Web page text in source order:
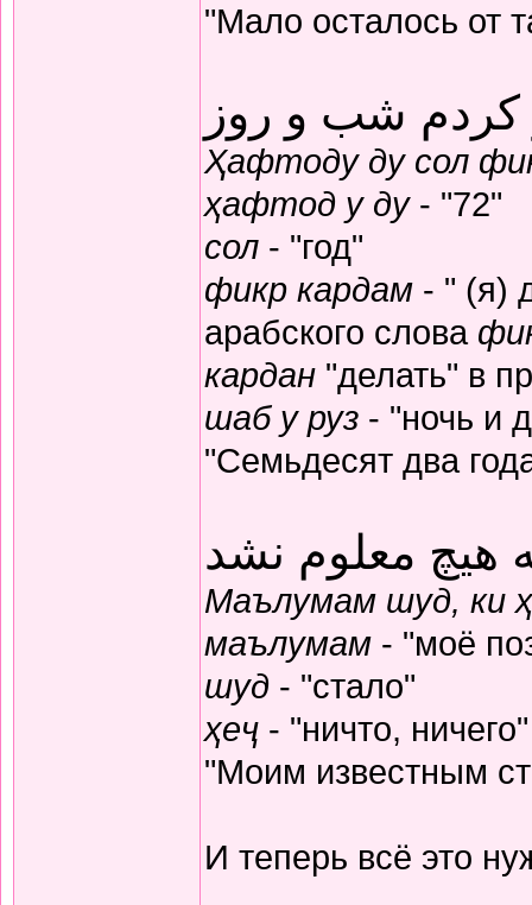
"Мало осталось от
کردم شب و روز
Ҳафтоду ду сол
ҳафтод у ду- "72"
сол - "год"
фикр кардам - " (я)
арабского слова
кардан "делать" в
шаб у руз - "ночь и
"Семьдесят два
هیچ معلوم نشد
Маълумам шуд, ки
маълумам - "моё
шуд - "стало"
ҳеҷ - "ничто, ничего"
"Моим известным
И теперь всё это